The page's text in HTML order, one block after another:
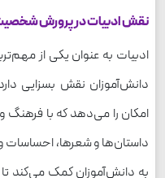
نقش ادبیات در پرورش
ادبیات به عنوان یکی از
دانش‌آموزان نقش بسزایی
امکان را می‌دهد که با فرهنگ
داستان‌ها و شعرها، احساسات
به دانش‌آموزان کمک می‌کند